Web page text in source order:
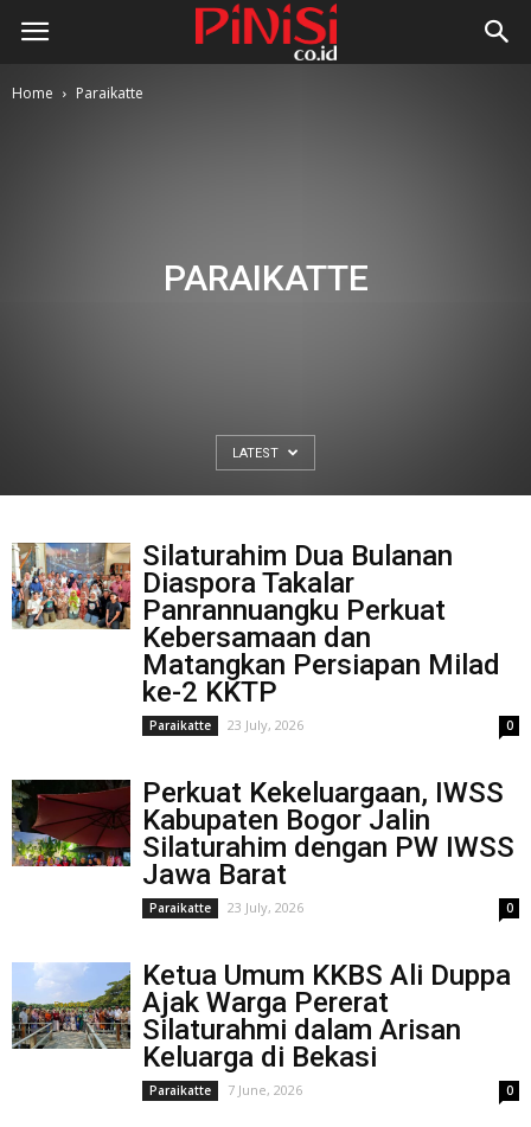
Home Paraikatte
PARAIKATTE
LATEST
Silaturahim Dua Bulanan
Diaspora Takalar
Panrannuangku Perkuat
Kebersamaan dan
Matangkan Persiapan Milad
ke-2 KKTP
Paraikatte 23 July, 2026 0
Perkuat Kekeluargaan, IWSS
Kabupaten Bogor Jalin
Silaturahim dengan PW IWSS
Jawa Barat
Paraikatte 23 July, 2026 0
Ketua Umum KKBS Ali Duppa
Ajak Warga Pererat
Silaturahmi dalam Arisan
Keluarga di Bekasi
Paraikatte 7 June, 2026 0